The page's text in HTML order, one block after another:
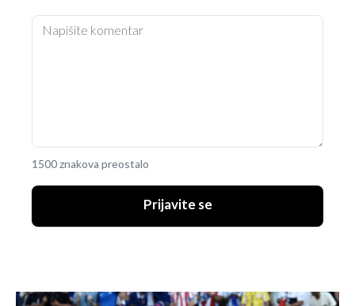
1500 znakova preostalo
Prijavite se